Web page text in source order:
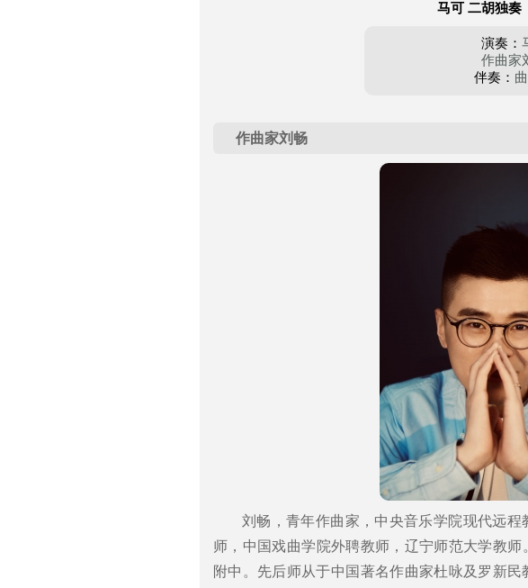
马可 二胡独奏
演奏：
作曲家
伴奏：
作曲家刘畅
刘畅，青年作曲家，中央音乐学院现代远
师，中国戏曲学院外聘教师，辽宁师范大学教
附中。先后师从于中国著名作曲家杜咏及罗新